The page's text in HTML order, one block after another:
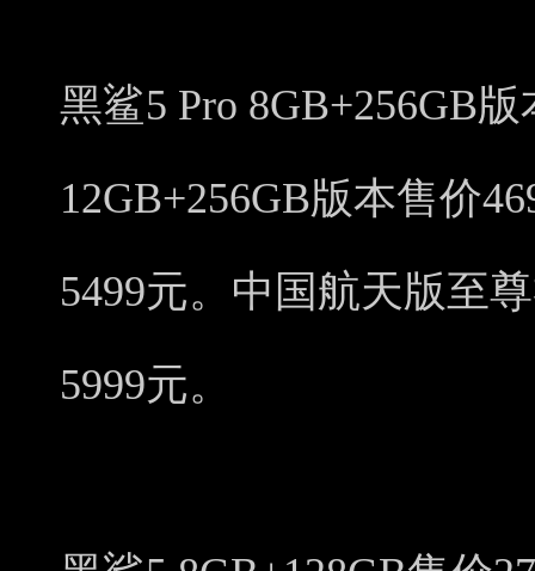
黑鲨5 Pro 8GB+256GB
12GB+256GB版本售价
5499元。中国航天版至
5999元。